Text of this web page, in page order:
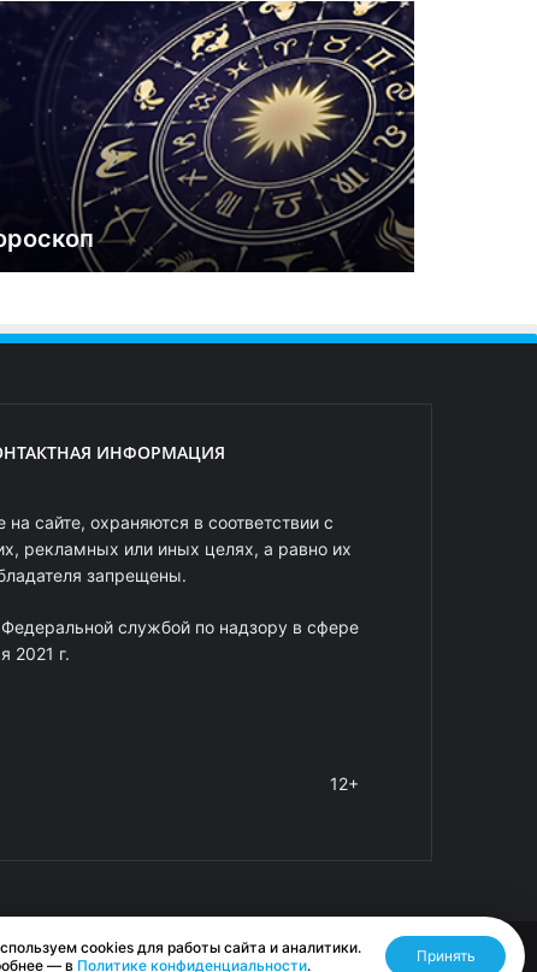
ИНФОРМАЦИЯ
сайте, охраняются в соответствии с
рекламных или иных целях, а равно их
запрещены.
службой по надзору в сфере
2021 г.
12+
Разработано RASA
cookies для работы сайта и аналитики.
— в Политике конфиденциальности.
Принять